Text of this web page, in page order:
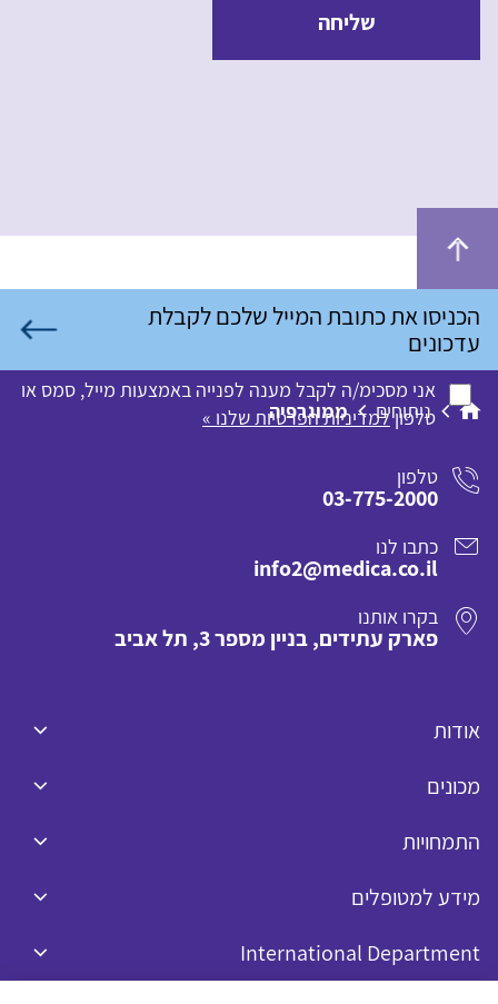
שליחה
אני מסכימ/ה לקבל מענה לפנייה באמצעות מייל, סמס או
טלפוןלמדיניות הפרטיות שלנו »ניתוחים ממוגרפיה
טלפון
03-775-2000
כתבו לנו
info2@medica.co.il
בקרו אותנו
פארק עתידים, בניין מספר 3, תל אביב
אודות
מכונים
התמחויות
מידע למטופלים
International Department